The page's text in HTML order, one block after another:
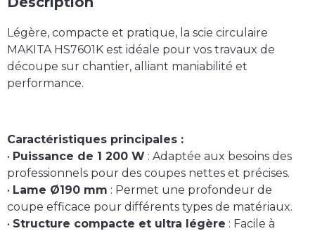
Légère, compacte et pratique, la scie circulaire
MAKITA HS7601K est idéale pour vos travaux de
découpe sur chantier, alliant maniabilité et
performance.
Caractéristiques principales :
• Puissance de 1 200 W : Adaptée aux besoins des
professionnels pour des coupes nettes et précises.
• Lame Ø190 mm : Permet une profondeur de
coupe efficace pour différents types de matériaux.
• Structure compacte et ultra légère : Facile à